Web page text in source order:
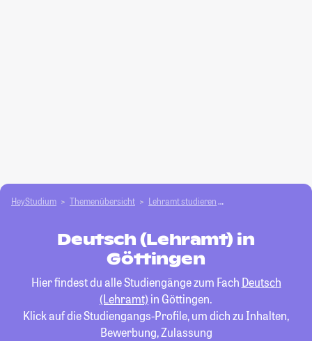
HeyStudium Themenübersicht Lehramt studieren
Deutsch (Lehramt) in
Göttingen
Hier findest du alle Studiengänge zum Fach Deutsch
(Lehramt) in Göttingen.
Klick auf die Studiengangs-Profile, um dich zu Inhalten,
Bewerbung, Zulassung